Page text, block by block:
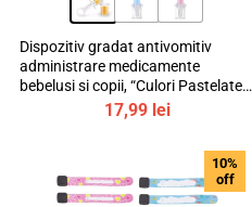
Dispozitiv gradat antivomitiv
administrare medicamente
bebelusi si copii, “Culori Pastelate”,
mediLOGIC™17,99 lei
10%
off